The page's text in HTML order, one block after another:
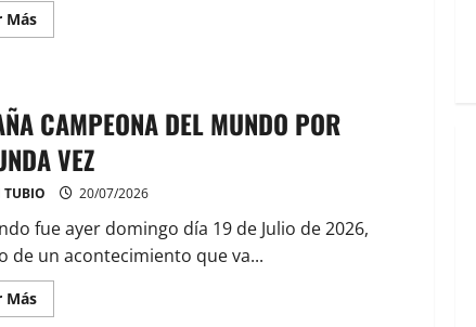
MásLeer
más
SOBRE
LA
SITUACION
EN
CEUTA
CAMPEONA DEL MUNDO POR
VEZ
TUBIO 20/07/2026
fue ayer domingo día 19 de Julio de 2026,
de un acontecimiento que va...
MásLeer
más